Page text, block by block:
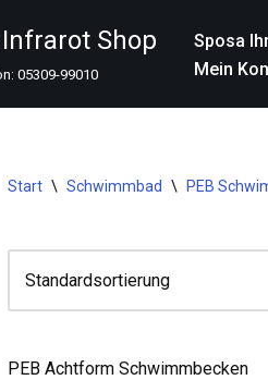
Shop
05309-99010
Sposa
Mein
Start \ Schwimmbad \ PEB
PEB Achtform Schwimmbecken